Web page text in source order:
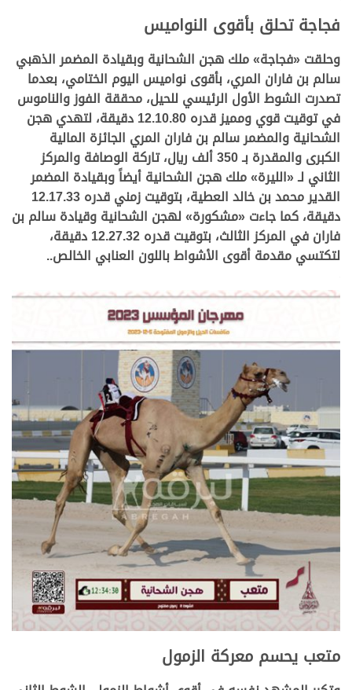
فجاجة تحلق بأقوى النواميس
وحلقت «فجاجة» ملك هجن الشحانية وبقيادة المضمر الذهبي
سالم بن فاران المري، بأقوى نواميس اليوم الختامي، بعدما
تصدرت الشوط الأول الرئيسي للحيل، محققة الفوز والناموس
في توقيت قوي ومميز قدره 12.10.80 دقيقة، لتهدي هجن
الشحانية والمضمر سالم بن فاران المري الجائزة المالية
الكبرى والمقدرة بـ 350 ألف ريال، تاركة الوصافة والمركز
الثاني لـ «الليرة» ملك هجن الشحانية أيضاً وبقيادة المضمر
القدير محمد بن خالد العطية، بتوقيت زمني قدره 12.17.33
دقيقة، كما جاءت «مشكورة» لهجن الشحانية وقيادة سالم بن
فاران في المركز الثالث، بتوقيت قدره 12.27.32 دقيقة،
لتكتسي مقدمة أقوى الأشواط باللون العنابي الخالص..
متعب يحسم معركة الزمول